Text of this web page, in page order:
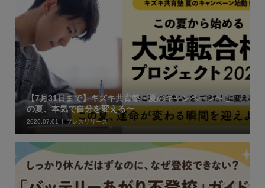
【7月31日まで】キズキ共育塾・夏のキャンペーン〜こ
の夏、本気で自分を変える〜
2026.07.01 プレスリリース